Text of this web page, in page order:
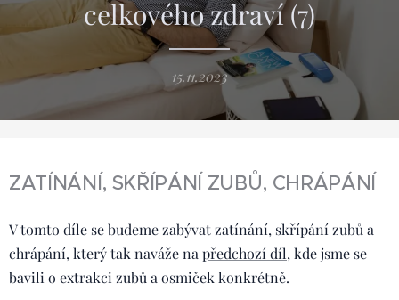
celkového zdraví (7)
15.11.2023
ZATÍNÁNÍ, SKŘÍPÁNÍ ZUBŮ, CHRÁPÁNÍ
V tomto díle se budeme zabývat zatínání, skřípání zubů a
chrápání, který tak naváže na předchozí díl, kde jsme se
bavili o extrakci zubů a osmiček konkrétně.